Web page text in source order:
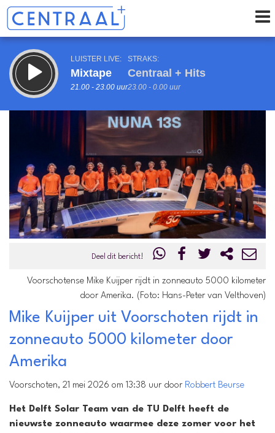
LUISTER LIVE:
Mixtape
21.00 - 23.00 uur
STRAKS:
Centraal + Hits
23.00 - 0.00 uur
uur 1 van 0
Inklappen
Deel dit bericht!
Voorschotense Mike Kuijper rijdt in zonneauto 5000 kilometer
door Amerika. (Foto: Hans-Peter van Velthoven)
Mike Kuijper uit Voorschoten rijdt in
zonneauto 5000 kilometer door
Amerika
Voorschoten, 21 mei 2026 om 13:38 uur door Robbert Beurse
Het Delft Solar Team van de TU Delft heeft de
nieuwste zonneauto waarmee deze zomer voor het